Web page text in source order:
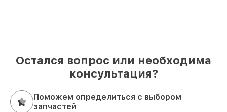
Остался вопрос или необходима
консультация?
Поможем определиться с выбором
запчастей